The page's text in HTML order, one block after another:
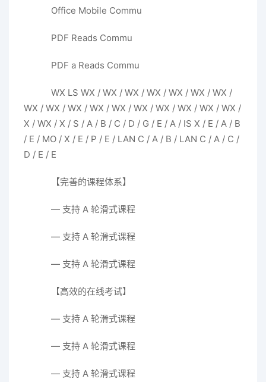
Office Mobile Commu
PDF Reads Commu
PDF a Reads Commu
WX LS WX / WX / WX / WX / WX / WX / WX /
WX / WX / WX / WX / WX / WX / WX / WX / WX / WX /
X / WX / X / S / A / B / C / D / G / E / A / IS X / E / A / B
/ E / MO / X / E / P / E / LAN C / A / B / LAN C / A / C /
D / E / E
【完善的课程体系】
— 支持 A 轮滑式课程
— 支持 A 轮滑式课程
— 支持 A 轮滑式课程
【高效的在线考试】
— 支持 A 轮滑式课程
— 支持 A 轮滑式课程
— 支持 A 轮滑式课程